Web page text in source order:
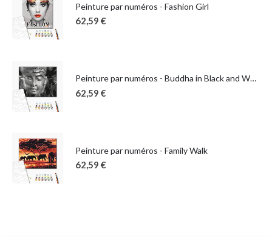
Peinture par numéros - Fashion Girl
62,59 €
Peinture par numéros - Buddha in Black and White
62,59 €
Peinture par numéros - Family Walk
62,59 €